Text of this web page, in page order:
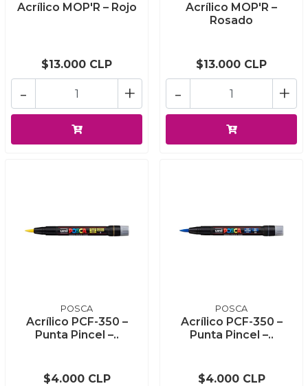
Acrílico MOP'R – Rojo
$13.000 CLP
+
-
Acrílico MOP'R –
Rosado
$13.000 CLP
+
-
POSCA
Acrílico PCF-350 –
Punta Pincel –..
$4.000 CLP
POSCA
Acrílico PCF-350 –
Punta Pincel –..
$4.000 CLP